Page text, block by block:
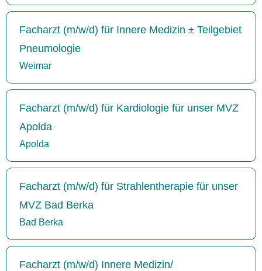
Facharzt (m/w/d) für Innere Medizin ± Teilgebiet
Pneumologie
Weimar
Facharzt (m/w/d) für Kardiologie für unser MVZ
Apolda
Apolda
Facharzt (m/w/d) für Strahlentherapie für unser
MVZ Bad Berka
Bad Berka
Facharzt (m/w/d) Innere Medizin/